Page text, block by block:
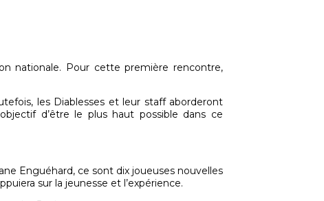
nationale. Pour cette première rencontre,
les Diablesses et leur staff aborderont
d’être le plus haut possible dans ce
Enguéhard, ce sont dix joueuses nouvelles
sur la jeunesse et l’expérience.